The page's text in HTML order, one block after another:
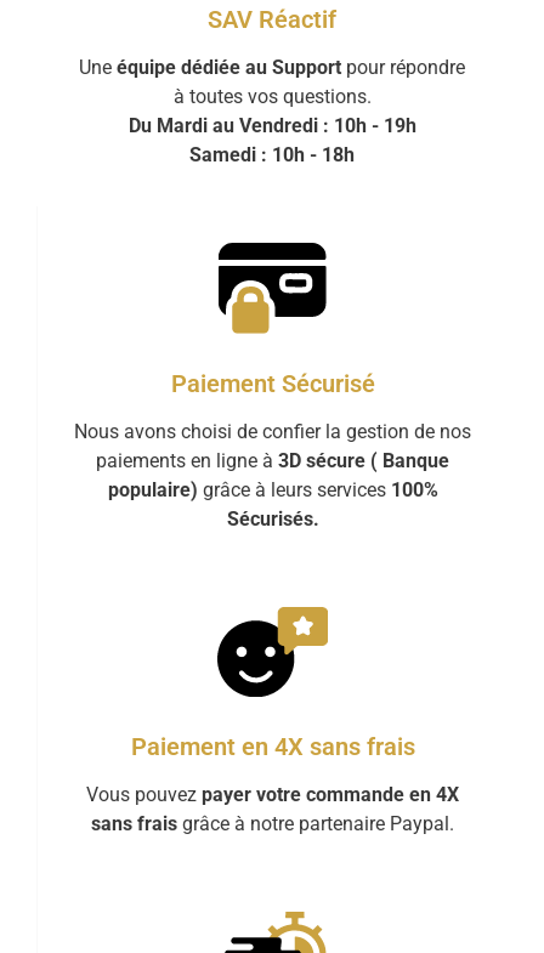
SAV Réactif
Une équipe dédiée au Support pour répondre
à toutes vos questions.
Du Mardi au Vendredi : 10h - 19h
Samedi : 10h - 18h
Paiement Sécurisé
Nous avons choisi de confier la gestion de nos
paiements en ligne à 3D sécure ( Banque
populaire) grâce à leurs services 100%
Sécurisés.
Paiement en 4X sans frais
Vous pouvez payer votre commande en 4X
sans frais grâce à notre partenaire Paypal.